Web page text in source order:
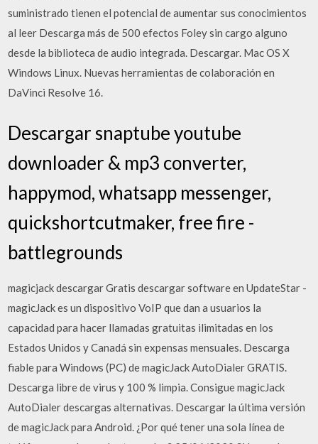
suministrado tienen el potencial de aumentar sus conocimientos
al leer Descarga más de 500 efectos Foley sin cargo alguno
desde la biblioteca de audio integrada. Descargar. Mac OS X
Windows Linux. Nuevas herramientas de colaboración en
DaVinci Resolve 16.
Descargar snaptube youtube
downloader & mp3 converter,
happymod, whatsapp messenger,
quickshortcutmaker, free fire -
battlegrounds
magicjack descargar Gratis descargar software en UpdateStar -
magicJack es un dispositivo VoIP que dan a usuarios la
capacidad para hacer llamadas gratuitas ilimitadas en los
Estados Unidos y Canadá sin expensas mensuales. Descarga
fiable para Windows (PC) de magicJack AutoDialer GRATIS.
Descarga libre de virus y 100 % limpia. Consigue magicJack
AutoDialer descargas alternativas. Descargar la última versión
de magicJack para Android. ¿Por qué tener una sola línea de